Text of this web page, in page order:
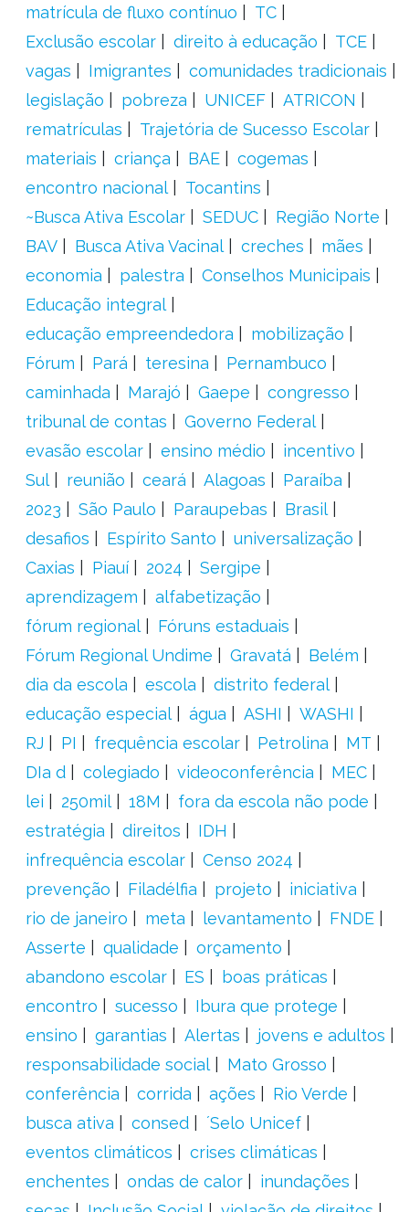
matrícula de fluxo contínuo
TC
Exclusão escolar
direito à educação
TCE
vagas
Imigrantes
comunidades tradicionais
legislação
pobreza UNICEF
ATRICON
rematrículas
Trajetória de Sucesso Escolar
materiais
criança BAE
cogemas
encontro nacional
Tocantins
~Busca Ativa Escolar
SEDUC
Região Norte
BAV
Busca Ativa Vacinal creches
mães
economia
palestra
Conselhos Municipais
Educação integral
educação empreendedora
mobilização
Fórum
Pará teresina
Pernambuco
caminhada
Marajó Gaepe
congresso
tribunal de contas
Governo Federal
evasão escolar
ensino médio
incentivo
Sul
reunião ceará Alagoas
Paraíba
2023
São Paulo Paraupebas
Brasil
desafios
Espírito Santo
universalização
Caxias
Piauí 2024
Sergipe
aprendizagem
alfabetização
fórum regional
Fóruns estaduais
Fórum Regional Undime
Gravatá
Belém
dia da escola
escola
distrito federal
educação especial
água ASHI
WASHI
RJ
PI frequência escolar Petrolina
MT
DIa d
colegiado videoconferência
MEC
lei
250mil 18M
fora da escola não pode
estratégia
direitos
IDH
infrequência escolar
Censo 2024
prevenção
Filadélfia projeto
iniciativa
rio de janeiro
meta levantamento
FNDE
Asserte
qualidade
orçamento
abandono escolar
ES
boas práticas
encontro
sucesso
Ibura que protege
ensino
garantias Alertas
jovens e adultos
responsabilidade social
Mato Grosso
conferência
corrida ações
Rio Verde
busca ativa
consed
´Selo Unicef
eventos climáticos
crises climáticas
enchentes
ondas de calor
inundações